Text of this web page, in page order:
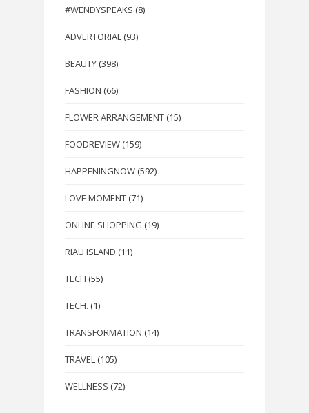
#WENDYSPEAKS (8)
ADVERTORIAL (93)
BEAUTY (398)
FASHION (66)
FLOWER ARRANGEMENT (15)
FOODREVIEW (159)
HAPPENINGNOW (592)
LOVE MOMENT (71)
ONLINE SHOPPING (19)
RIAU ISLAND (11)
TECH (55)
TECH. (1)
TRANSFORMATION (14)
TRAVEL (105)
WELLNESS (72)